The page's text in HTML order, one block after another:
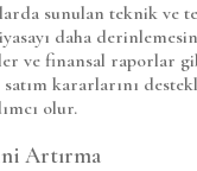
sunulan teknik ve
daha
ve finansal raporlar
satım kararlarını
olur.
Artırma